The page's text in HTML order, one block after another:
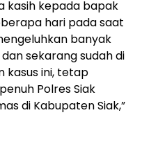
kasih kepada bapak
hari pada saat
banyak
sekarang sudah di
kasus ini, tetap
Polres Siak
di Kabupaten Siak,”